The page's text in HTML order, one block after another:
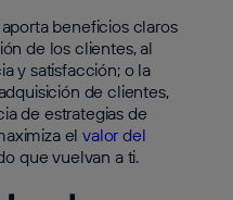
beneficios claros
de los clientes, al
y satisfacción; o la
de clientes,
de estrategias de
elvalor del
que vuelvan a ti.